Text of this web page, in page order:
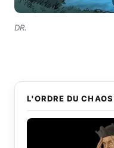
DR.
L'ORDRE DU